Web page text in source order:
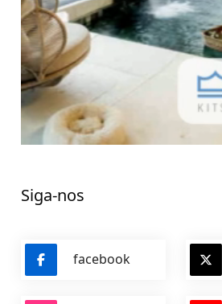
Siga-nos
facebook